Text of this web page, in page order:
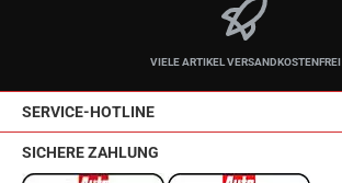
VIELE ARTIKEL VERSANDKOSTENFREI
SERVICE-HOTLINE
SICHERE ZAHLUNG